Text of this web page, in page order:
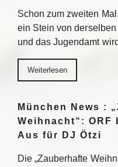
Schon zum zweiten
ein Stein von
und das Jugendamt
Weiterlesen
München News :
Weihnacht“:
Aus für DJ Ötzi
Die „Zauberhafte